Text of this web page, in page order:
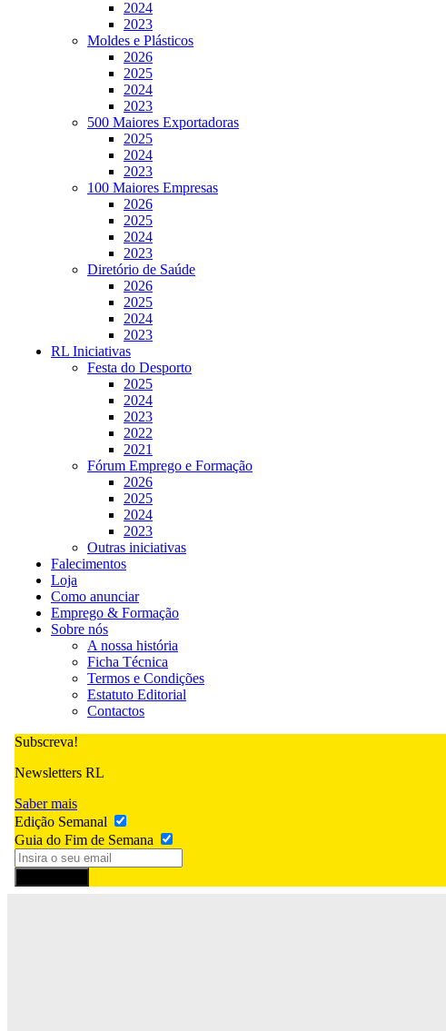
2024
2023
Moldes e Plásticos
2026
2025
2024
2023
500 Maiores Exportadoras
2025
2024
2023
100 Maiores Empresas
2026
2025
2024
2023
Diretório de Saúde
2026
2025
2024
2023
RL Iniciativas
Festa do Desporto
2025
2024
2023
2022
2021
Fórum Emprego e Formação
2026
2025
2024
2023
Outras iniciativas
Falecimentos
Loja
Como anunciar
Emprego & Formação
Sobre nós
A nossa história
Ficha Técnica
Termos e Condições
Estatuto Editorial
Contactos
Subscreva!
Newsletters RL
Saber mais
Edição Semanal
Guia do Fim de Semana